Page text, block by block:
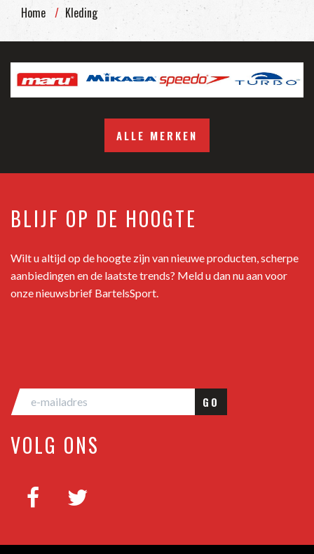
Home Kleding
ALLE MERKEN
BLIJF OP DE HOOGTE
Wilt u altijd op de hoogte zijn van nieuwe producten, scherpe
aanbiedingen en de laatste trends? Meld u dan nu aan voor
onze nieuwsbrief BartelsSport.
GO
VOLG ONS